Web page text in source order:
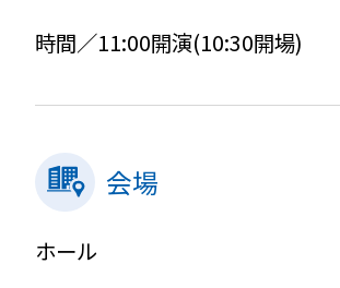
時間／11:00開演(10:30開場)
会場
ホール